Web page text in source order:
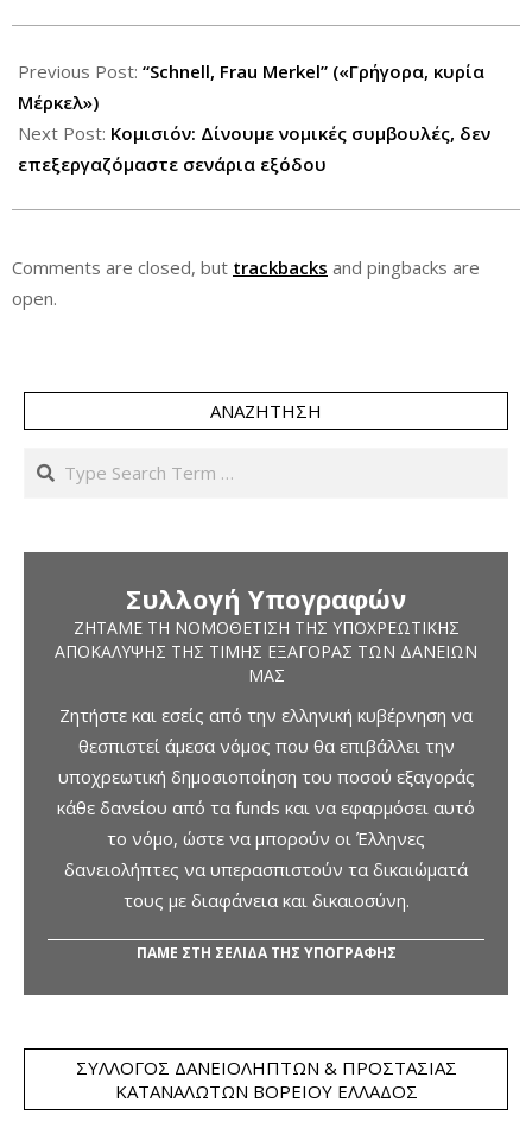
06-
12
Previous Post: “Schnell, Frau Merkel” («Γρήγορα, κυρία
Μέρκελ»)
Next Post: Κομισιόν: Δίνουμε νομικές συμβουλές, δεν
επεξεργαζόμαστε σενάρια εξόδου
Comments are closed, but trackbacks and pingbacks are
open.
ΑΝΑΖΉΤΗΣΗ
Search
Συλλογή Υπογραφών
ΖΗΤΆΜΕ ΤΗ ΝΟΜΟΘΈΤΙΣΗ ΤΗΣ ΥΠΟΧΡΕΩΤΙΚΉΣ
ΑΠΟΚΆΛΥΨΗΣ ΤΗΣ ΤΙΜΉΣ ΕΞΑΓΟΡΆΣ ΤΩΝ ΔΑΝΕΊΩΝ
ΜΑΣ
Ζητήστε και εσείς από την ελληνική κυβέρνηση να
θεσπιστεί άμεσα νόμος που θα επιβάλλει την
υποχρεωτική δημοσιοποίηση του ποσού εξαγοράς
κάθε δανείου από τα funds και να εφαρμόσει αυτό
το νόμο, ώστε να μπορούν οι Έλληνες
δανειολήπτες να υπερασπιστούν τα δικαιώματά
τους με διαφάνεια και δικαιοσύνη.
ΠΑΜΕ ΣΤΗ ΣΕΛΙΔΑ ΤΗΣ ΥΠΟΓΡΑΦΗΣ
ΣΎΛΛΟΓΟΣ ΔΑΝΕΙΟΛΗΠΤΏΝ & ΠΡΟΣΤΑΣΊΑΣ
ΚΑΤΑΝΑΛΩΤΏΝ ΒΟΡΕΊΟΥ ΕΛΛΆΔΟΣ